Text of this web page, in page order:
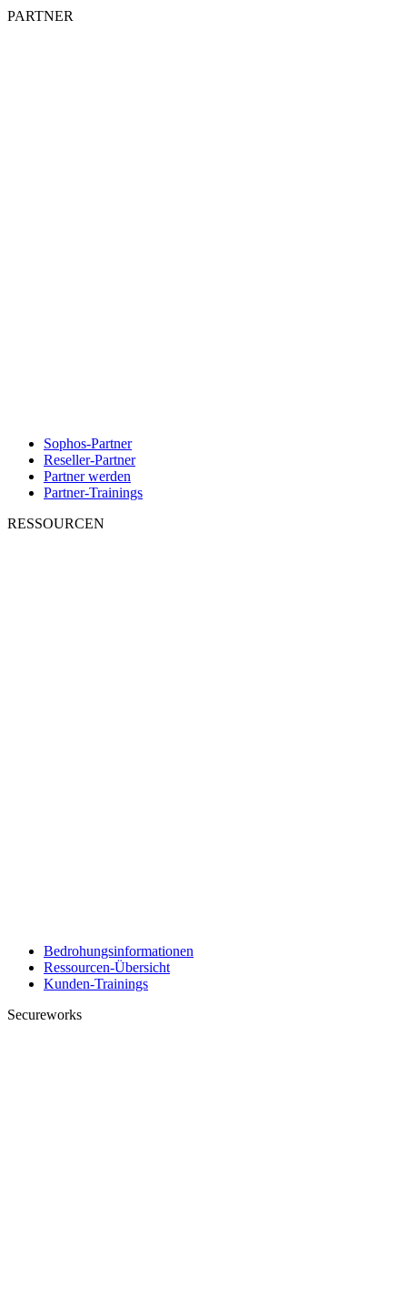
PARTNER
Sophos-Partner
Reseller-Partner
Partner werden
Partner-Trainings
RESSOURCEN
Bedrohungsinformationen
Ressourcen-Übersicht
Kunden-Trainings
Secureworks